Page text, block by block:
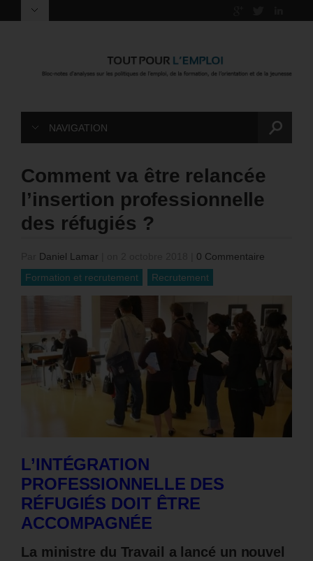
NAVIGATION
Comment va être relancée
l’insertion professionnelle
des réfugiés ?
Daniel Lamar
0 Commentaire
Formation et recrutement
Recrutement
L’INTÉGRATION
PROFESSIONNELLE DES
RÉFUGIÉS DOIT ÊTRE
ACCOMPAGNÉE
La ministre du Travail a lancé un nouvel